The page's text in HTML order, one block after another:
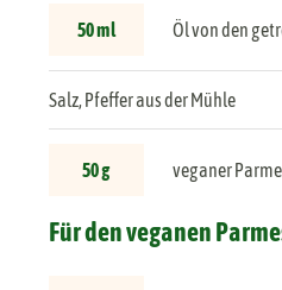
50 ml Öl von den
Salz, Pfeffer aus der Mühle
50 g veganer
Für den veganen